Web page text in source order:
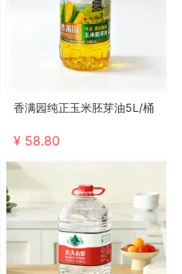
香满园纯正玉米胚芽油5L/桶
¥ 58.80